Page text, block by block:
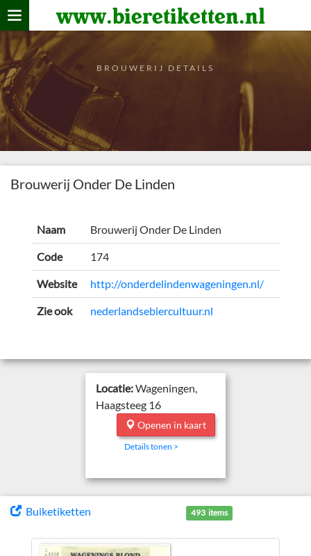
www.bieretiketten.nl
Home
verzamelen
De bierkaart
Bezoekers
BROUWERIJ DETAILS
Brouwerij Onder De Linden
Naam Brouwerij Onder De Linden
Code 174
Website http://onderdelindenwageningen.nl/
Zie ook nederlandsebiercultuur.nl
Locatie:Wageningen,
Haagsteeg 16
Openen in kaart
Details tonen >
Buiketiketten 493 items